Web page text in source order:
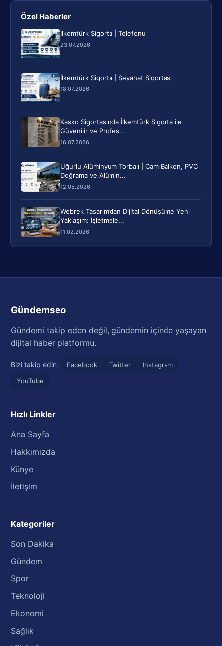
Özel Haberler
İlkemtürk Sigorta | Telefonu
23.07.2026
İlkemtürk Sigorta | Seyahat Sigortası
18.07.2026
Kasko Sigortasında İlkemtürk Sigorta ile
Güvenilir ve Profes...
16.07.2026
Uğurlu Alüminyum Torbalı | Cam Balkon, PVC
Doğrama ve Alümin...
12.05.2026
Webrek Tasarım’dan Dijital Dönüşüme Yeni
Yaklaşım: İşletmele...
11.02.2026
Gündemseo
Gündemi takip eden değil, gündemin içinde yaşayan
dijital haber platformu.
Bizi takip edin: Facebook Twitter
Instagram
YouTube
Hızlı Linkler
Ana Sayfa
Hakkımızda
Künye
İletişim
Kategoriler
Son Dakika
Gündem
Spor
Teknoloji
Ekonomi
Sağlık